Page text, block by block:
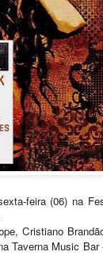
feira (06) na
Cristiano
Taverna Music